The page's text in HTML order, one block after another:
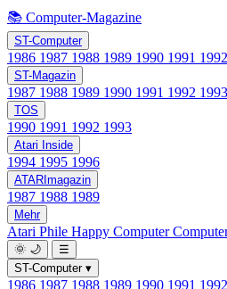
📚 Computer-Magazine
ST-Computer
1986 1987 1988 1989 1990 1991 1992
ST-Magazin
1987 1988 1989 1990 1991 1992 1993
TOS
1990 1991 1992 1993
Atari Inside
1994 1995 1996
ATARImagazin
1987 1988 1989
Mehr
Atari Phile Happy Computer
🌞 🌙
☰
ST-Computer ▾
1986 1987 1988 1989 1990 1991 1992